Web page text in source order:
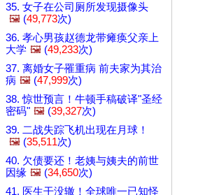
35. 女子在公司厕所发现摄像头
🖼️ (49,773次)
36. 孝心男孩赵德龙带瘫痪父亲上
大学 🖼️ (49,233次)
37. 离婚女子罹重病 前夫家为其治
病 🖼️ (47,999次)
38. 惊世预言！牛顿手稿破译"圣经
密码" 🖼️ (39,327次)
39. 二战失踪飞机出现在月球！
🖼️ (35,511次)
40. 欠债要还！老姨与姨夫的前世
因缘 🖼️ (34,650次)
41. 医生干没辙！全球唯一已知怪